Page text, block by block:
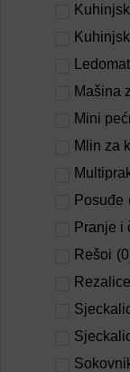
Ledomat
Mašina
Mini
Mlin za
Posuđe
Pranje i
Rešoi (0
Rezalice